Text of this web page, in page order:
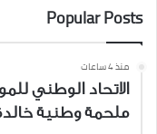
Popular Posts
منذ 4 ساعات
الاتحاد الوطني
ملحمة وطنية